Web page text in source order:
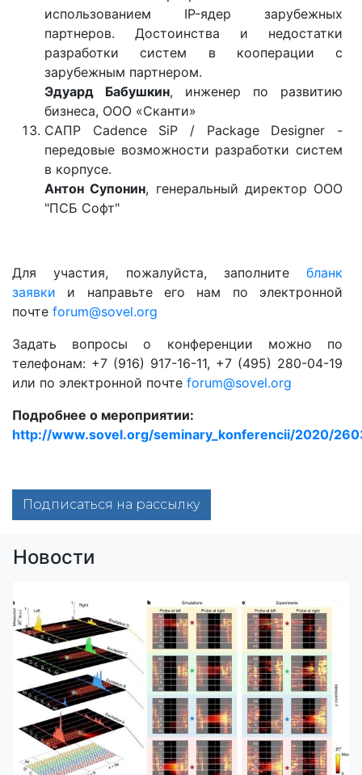
использованием IP-ядер зарубежных
партнеров. Достоинства и недостатки
разработки систем в кооперации с
зарубежным партнером.
Эдуард Бабушкин, инженер по развитию
бизнеса, ООО «Сканти»
САПР Cadence SiP / Package Designer -
передовые возможности разработки систем
в корпусе.
Антон Супонин, генеральный директор ООО
"ПСБ Софт"
Для участия, пожалуйста, заполните бланк
заявки и направьте его нам по электронной
почте forum@sovel.org
Задать вопросы о конференции можно по
телефонам: +7 (916) 917-16-11, +7 (495) 280-04-19
или по электронной почте forum@sovel.org
Подробнее о мероприятии:
http://www.sovel.org/seminary_konferencii/2020/
Подписаться на рассылку
Новости